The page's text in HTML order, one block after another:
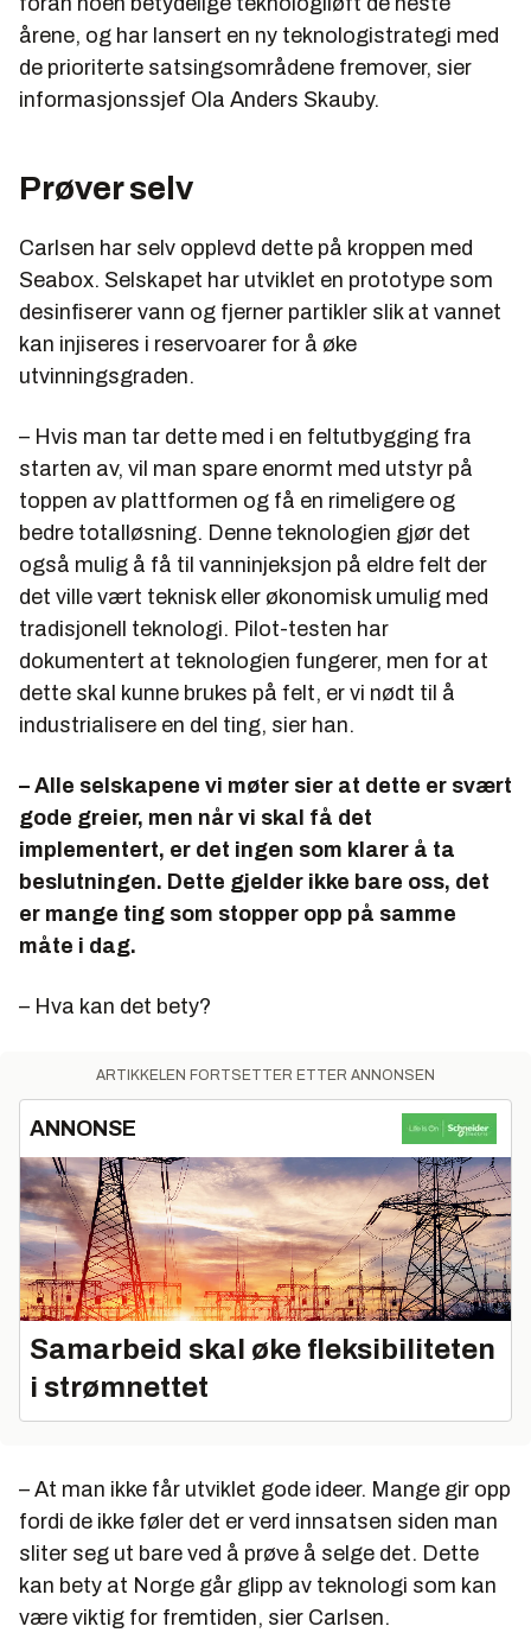
årene, og har lansert en ny teknologistrategi med
de prioriterte satsingsområdene fremover, sier
informasjonssjef Ola Anders Skauby.
Prøver selv
Carlsen har selv opplevd dette på kroppen med
Seabox. Selskapet har utviklet en prototype som
desinfiserer vann og fjerner partikler slik at vannet
kan injiseres i reservoarer for å øke
utvinningsgraden.
– Hvis man tar dette med i en feltutbygging fra
starten av, vil man spare enormt med utstyr på
toppen av plattformen og få en rimeligere og
bedre totalløsning. Denne teknologien gjør det
også mulig å få til vanninjeksjon på eldre felt der
det ville vært teknisk eller økonomisk umulig med
tradisjonell teknologi. Pilot-testen har
dokumentert at teknologien fungerer, men for at
dette skal kunne brukes på felt, er vi nødt til å
industrialisere en del ting, sier han.
– Alle selskapene vi møter sier at dette er svært
gode greier, men når vi skal få det
implementert, er det ingen som klarer å ta
beslutningen. Dette gjelder ikke bare oss, det
er mange ting som stopper opp på samme
måte i dag.
– Hva kan det bety?
ARTIKKELEN FORTSETTER ETTER ANNONSEN
ANNONSE
Samarbeid skal øke fleksibiliteten
i strømnettet
– At man ikke får utviklet gode ideer. Mange gir opp
fordi de ikke føler det er verd innsatsen siden man
sliter seg ut bare ved å prøve å selge det. Dette
kan bety at Norge går glipp av teknologi som kan
være viktig for fremtiden, sier Carlsen.